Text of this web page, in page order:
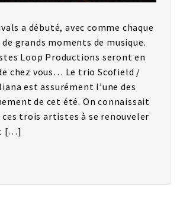
a débuté, avec comme chaque
grands moments de musique.
Loop Productions seront en
chez vous… Le trio Scofield /
est assurément l’une des
de cet été. On connaissait
ces trois artistes à se renouveler
[…]